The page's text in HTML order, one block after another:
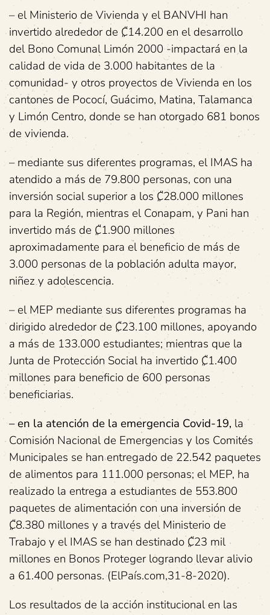
– el Ministerio de Vivienda y el BANVHI han
invertido alrededor de ₡14.200 en el desarrollo
del Bono Comunal Limón 2000 -impactará en la
calidad de vida de 3.000 habitantes de la
comunidad- y otros proyectos de Vivienda en los
cantones de Pococí, Guácimo, Matina, Talamanca
y Limón Centro, donde se han otorgado 681 bonos
de vivienda.
– mediante sus diferentes programas, el IMAS ha
atendido a más de 79.800 personas, con una
inversión social superior a los ₡28.000 millones
para la Región, mientras el Conapam, y Pani han
invertido más de ₡1.900 millones
aproximadamente para el beneficio de más de
3.000 personas de la población adulta mayor,
niñez y adolescencia.
– el MEP mediante sus diferentes programas ha
dirigido alrededor de ₡23.100 millones, apoyando
a más de 133.000 estudiantes; mientras que la
Junta de Protección Social ha invertido ₡1.400
millones para beneficio de 600 personas
beneficiarias.
– en la atención de la emergencia Covid-19, la
Comisión Nacional de Emergencias y los Comités
Municipales se han entregado de 22.542 paquetes
de alimentos para 111.000 personas; el MEP, ha
realizado la entrega a estudiantes de 553.800
paquetes de alimentación con una inversión de
₡8.380 millones y a través del Ministerio de
Trabajo y el IMAS se han destinado ₡23 mil
millones en Bonos Proteger logrando llevar alivio
a 61.400 personas. (ElPaís.com,31-8-2020).
Los resultados de la acción institucional en las